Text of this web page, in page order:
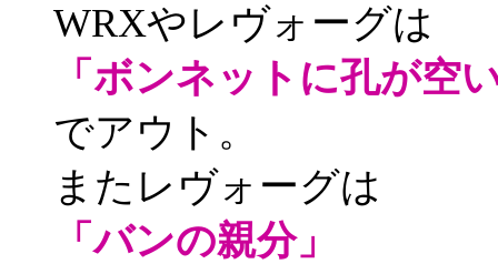
WRXやレヴォーグは
「ボンネットに孔が空
でアウト。
またレヴォーグは
「バンの親分」